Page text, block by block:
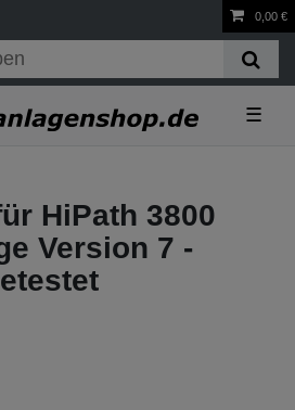
0,00 €
☰
HiPath 3800
Version 7 -